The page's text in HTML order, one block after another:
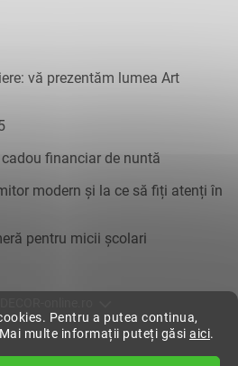
Pentru a putea continua,
multe informații puteți găsi aici.
vă prezentăm lumea Art
financiar de nuntă
modern și la ce să fiți atenți în
pentru micii școlari